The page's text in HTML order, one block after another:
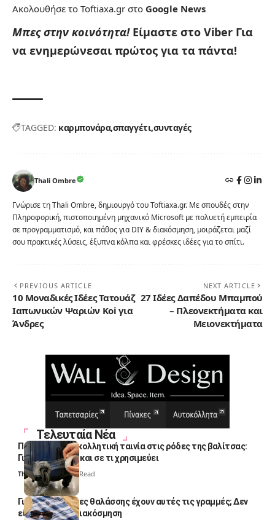
Ακολουθήσε το Toftiaxa.gr στο Google News
Μπες στην κοινότητα! Είμαστε στο Viber Για
να ενημερώνεσαι πρώτος για τα πάντα!
TAGGED: καρμπονάρασπαγγέτι συνταγές
Thali Ombre
Γνώρισε τη Thali Ombre, δημιουργό του Toftiaxa.gr. Με σπουδές στην
Πληροφορική, πιστοποιημένη μηχανικό Microsoft με πολυετή εμπειρία
σε προγραμματισμό, και πάθος για DIY & διακόσμηση, μοιράζεται μαζί
σου πρακτικές λύσεις, έξυπνα κόλπα και φρέσκες ιδέες για το σπίτι.
PREVIOUS ARTICLE
10 Μοναδικές Ιδέες Τατουάζ
Ιαπωνικών Ψαριών Koi για
Άνδρες
NEXT ARTICLE
27 Ιδέες Δαπέδου Μπαμπού
– Πλεονεκτήματα και
Μειονεκτήματα
Τελευταία Νέα
Πολλοί βάζουν κολλητική ταινία στις ρόδες της βαλίτσας:
Γιατί το κάνουν και σε τι χρησιμεύει
Thali Ombre 4 Min Read
Γιατί οι πετσέτες θαλάσσης έχουν αυτές τις γραμμές; Δεν
είναι μόνο για διακόσμηση